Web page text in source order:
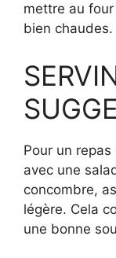
mettre au four
bien chaudes.
Pour un
avec une
concombre,
légère. Cela
une bonne